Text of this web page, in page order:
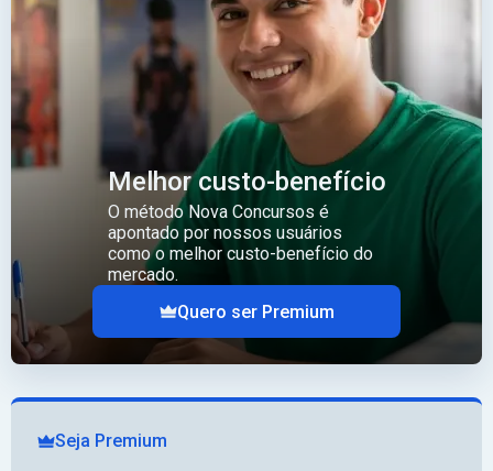
Melhor custo-benefício
O método Nova Concursos é
apontado por nossos usuários
como o melhor custo-benefício do
mercado.
Quero ser Premium
Seja Premium